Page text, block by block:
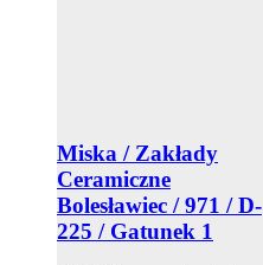
Miska / Zakłady
Ceramiczne
Bolesławiec / 971 / D-
225 / Gatunek 1